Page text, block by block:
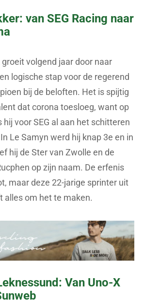
van SEG Racing naar
groeit volgend jaar door naar
logische stap voor de regerend
bij de beloften. Het is spijtig
dat corona toesloeg, want op
voor SEG al aan het schitteren
Le Samyn werd hij knap 3e en in
hij de Ster van Zwolle en de
op zijn naam. De erfenis
maar deze 22-jarige sprinter uit
alles om het te maken.
Van Uno-X